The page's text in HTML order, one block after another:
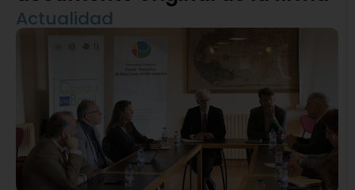
Actualidad